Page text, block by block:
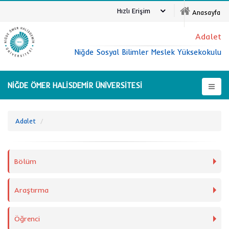
Anasayfa
Hızlı Erişim
NİĞDE ÖMER HALİSDEMİR ÜNİVERSİTESİ
Adalet
Niğde Sosyal Bilimler Meslek Yüksekokulu
Adalet
Bölüm
Araştırma
Öğrenci